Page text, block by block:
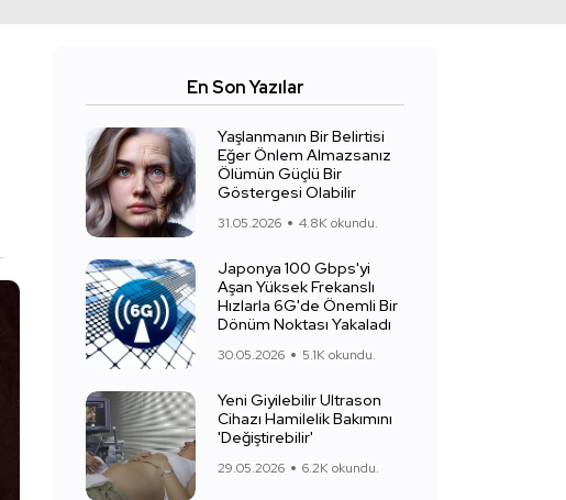
En Son Yazılar
Yaşlanmanın Bir Belirtisi
Eğer Önlem Almazsanız
Ölümün Güçlü Bir
Göstergesi Olabilir
31.05.2026 4.8K okundu.
Japonya 100 Gbps'yi
Aşan Yüksek Frekanslı
Hızlarla 6G'de Önemli Bir
Dönüm Noktası Yakaladı
30.05.2026 5.1K okundu.
Yeni Giyilebilir Ultrason
Cihazı Hamilelik Bakımını
'Değiştirebilir'
29.05.2026 6.2K okundu.